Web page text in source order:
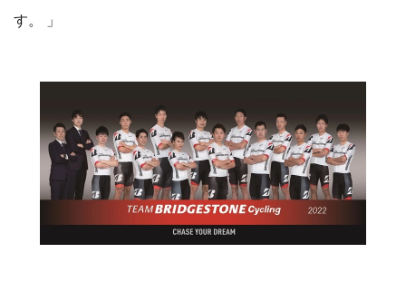
す。 」